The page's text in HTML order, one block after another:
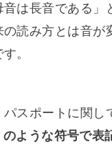
音は長音である」
読み方とは音が
。
スポートに関し
のような符号で表